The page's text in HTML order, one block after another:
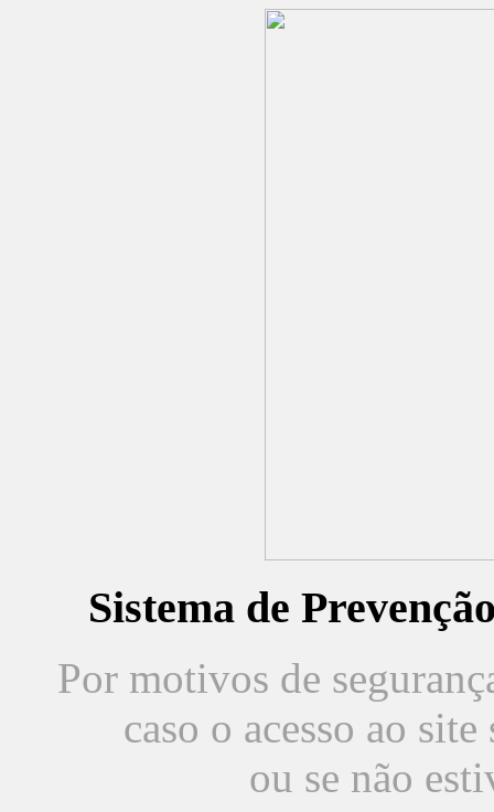
Sistema de
Por motivos de
caso o acesso ao
ou se não